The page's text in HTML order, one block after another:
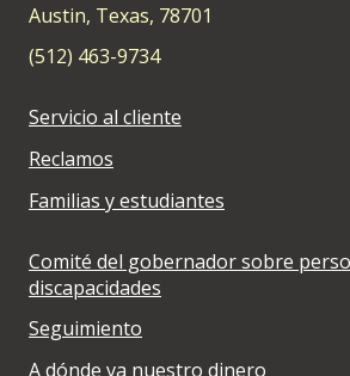
Austin, Texas, 78701
(512) 463-9734
Servicio al cliente
Reclamos
Familias y estudiantes
Comité del gobernador sobre
discapacidades
Seguimiento
A dónde va nuestro dinero